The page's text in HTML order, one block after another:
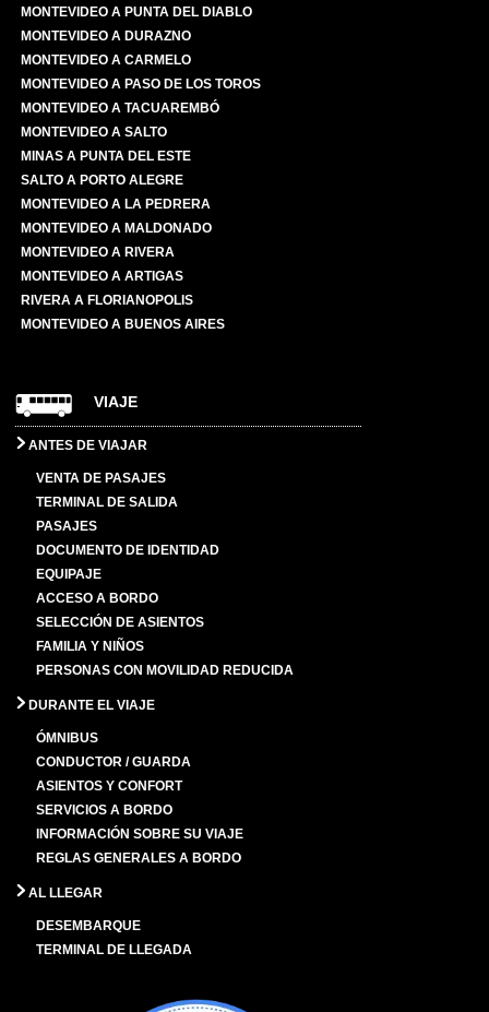
MONTEVIDEO A PUNTA DEL DIABLO
MONTEVIDEO A DURAZNO
MONTEVIDEO A CARMELO
MONTEVIDEO A PASO DE LOS TOROS
MONTEVIDEO A TACUAREMBÓ
MONTEVIDEO A SALTO
MINAS A PUNTA DEL ESTE
SALTO A PORTO ALEGRE
MONTEVIDEO A LA PEDRERA
MONTEVIDEO A MALDONADO
MONTEVIDEO A RIVERA
MONTEVIDEO A ARTIGAS
RIVERA A FLORIANOPOLIS
MONTEVIDEO A BUENOS AIRES
VIAJE
ANTES DE VIAJAR
VENTA DE PASAJES
TERMINAL DE SALIDA
PASAJES
DOCUMENTO DE IDENTIDAD
EQUIPAJE
ACCESO A BORDO
SELECCIÓN DE ASIENTOS
FAMILIA Y NIÑOS
PERSONAS CON MOVILIDAD REDUCIDA
DURANTE EL VIAJE
ÓMNIBUS
CONDUCTOR / GUARDA
ASIENTOS Y CONFORT
SERVICIOS A BORDO
INFORMACIÓN SOBRE SU VIAJE
REGLAS GENERALES A BORDO
AL LLEGAR
DESEMBARQUE
TERMINAL DE LLEGADA